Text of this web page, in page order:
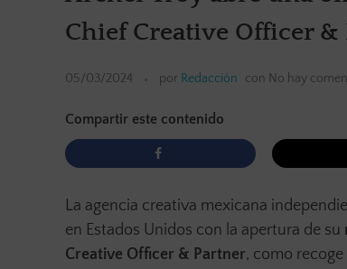
Chief Creative Officer &
05/03/2024 por Redacción con No hay
Compartir este contenido
La agencia creativa mexicana
en Estados Unidos con la apertura de su
Creative Officer & Partner, como